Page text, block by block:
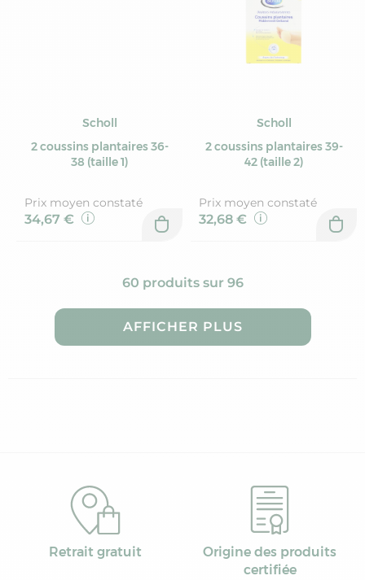
Scholl
2 coussins plantaires 36-
38 (taille 1)
Prix moyen constaté
34,67 €
Scholl
2 coussins plantaires 39-
42 (taille 2)
Prix moyen constaté
32,68 €
60 produits sur 96
AFFICHER PLUS
Retrait gratuit
Origine des produits
certifiée